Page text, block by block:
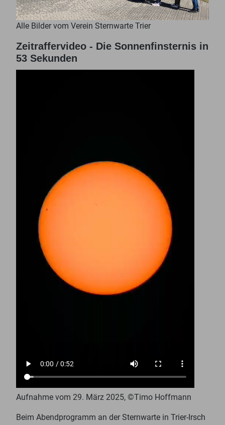
Alle Bilder vom Verein Sternwarte Trier
Zeitraffervideo - Die Sonnenfinsternis in
53 Sekunden
Aufnahme vom 29. März 2025, ©Timo Hoffmann
Beim Abendprogramm an der Sternwarte in Trier-Irsch